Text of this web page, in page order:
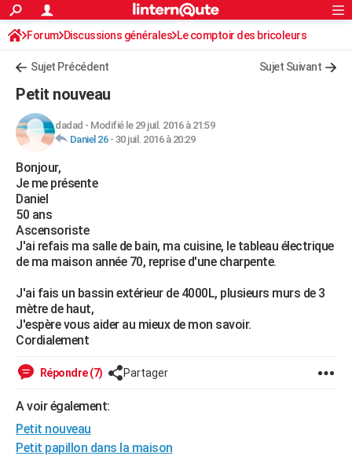
ACTUALITÉS
Politique
Société
Faits Divers
Education
Monde
Villes
+
FINANCE
Retraite
Impôts
Epargne
Immobilier
Risques naturels par ville
Banque
Assurance
Crédit
AUTO
Essais
Réserver un essai
Citadines
Berlines
SUV
Forum auto
+HIGH-TECH
Mobiles
Meilleur smartphone
Internet
Ordinateurs
Jeux vidéo
Guide high-tech
+BRICOLAGE
Forum
Aménagement intérieur
Extérieur
Cuisine
Salle de bains
Jardinage
Rangement
WEEK-END
Art de vivre
Bien-être
Loisirs
Mode
Modes de vie
SANTE
Alimentation
Guide de la santé
Maladies
Médicaments
Sommeil
VOYAGE
Destinations
City break
Voyage nature
Voyage de noces
Forum
Climat
PHOTO
GUIDES D'ACHAT
BONS PLANS
Rechercher
S'inscrire
Connexion
Forum Discussions générales Le comptoir des bricoleurs
Sujet Précédent Sujet Suivant
Petit nouveau
dadad - Modifié le 29 juil. 2016 à 21:59
Daniel 26- 30 juil. 2016 à 20:29
Bonjour,
Je me présente
Daniel
50 ans
Ascensoriste
J'ai refais ma salle de bain, ma cuisine, le tableau électrique
de ma maison année 70, reprise d'une charpente.
J'ai fais un bassin extérieur de 4000L, plusieurs murs de 3
mètre de haut,
J'espère vous aider au mieux de mon savoir.
Cordialement
Répondre (7) Partager
A voir également:
Petit nouveau
Petit papillon dans la maison